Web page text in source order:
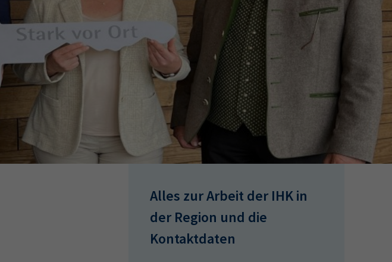
AdA 34d
Sachkundeprüfung
Berichtsheft
Alles zur Arbeit der IHK in
der Region und die
Kontaktdaten